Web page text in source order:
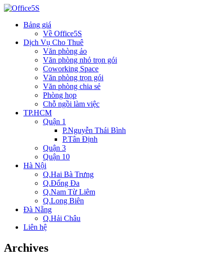
Bảng giá
Về Office5S
Dịch Vụ Cho Thuê
Văn phòng ảo
Văn phòng nhỏ trọn gói
Coworking Space
Văn phòng trọn gói
Văn phòng chia sẻ
Phòng họp
Chỗ ngồi làm việc
TP.HCM
Quận 1
P.Nguyễn Thái Bình
P.Tân Định
Quận 3
Quận 10
Hà Nội
Q.Hai Bà Trưng
Q.Đống Đa
Q.Nam Từ Liêm
Q.Long Biên
Đà Nẵng
Q.Hải Châu
Liên hệ
Archives